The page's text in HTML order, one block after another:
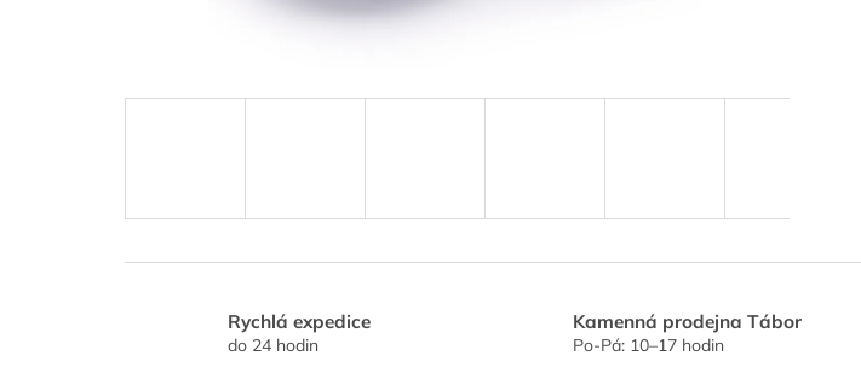
Rychlá expedice
do 24 hodin
Kamenná prodejna Tábor
Po-Pá: 10–17 hodin